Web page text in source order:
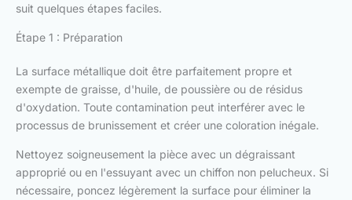
suit quelques étapes faciles.
Étape 1 : Préparation
La surface métallique doit être parfaitement propre et
exempte de graisse, d'huile, de poussière ou de résidus
d'oxydation. Toute contamination peut interférer avec le
processus de brunissement et créer une coloration inégale.
Nettoyez soigneusement la pièce avec un dégraissant
approprié ou en l'essuyant avec un chiffon non pelucheux. Si
nécessaire, poncez légèrement la surface pour éliminer la